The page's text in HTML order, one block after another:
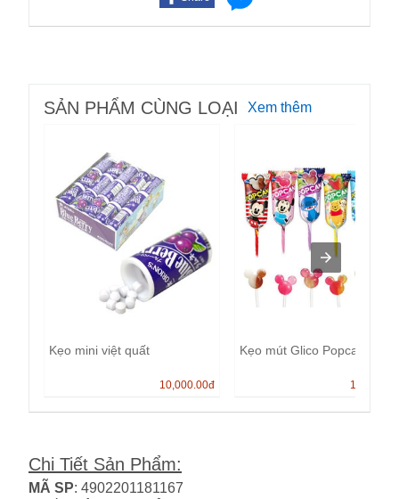
SẢN PHẨM CÙNG LOẠI Xem thêm
Kẹo mini việt quất
10,000.00đ
Kẹo mút Glico Popcan
13,000.00
Chi Tiết Sản Phẩm:
MÃ SP: 4902201181167